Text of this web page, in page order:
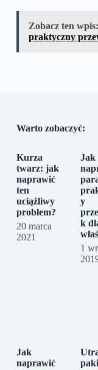
Zobacz ten wpis:
praktyczny
Warto zobaczyć:
Kurza
twarz: jak
naprawić
ten
uciążliwy
problem?
20 marca
2021
Jak
y
k
1
Jak
naprawić